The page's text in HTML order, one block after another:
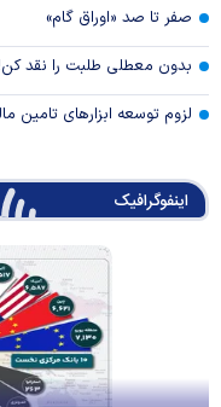
صفر تا صد «اوراق گام»
بدون معطلی طلبت را نقد
لزوم توسعه ابزارهای تامین
اینفوگرافیک